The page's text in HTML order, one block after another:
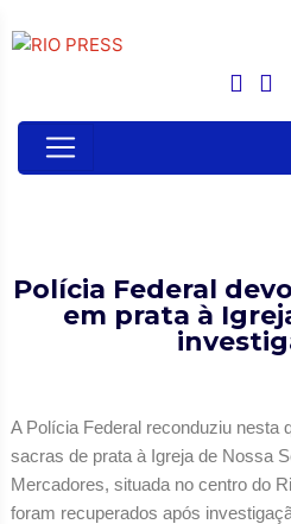
Polícia Federal
em prata à
A Polícia Federal reconduziu nesta
sacras de prata à Igreja de Nossa
Mercadores, situada no centro do
foram recuperados após